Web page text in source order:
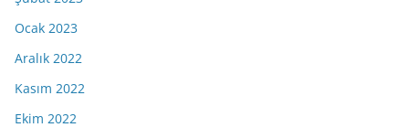
Ocak 2023
Aralık 2022
Kasım 2022
Ekim 2022